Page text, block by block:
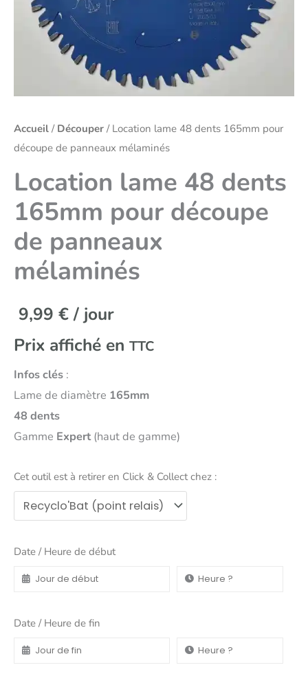
Accueil / Découper / Location lame 48 dents 165mm pour
découpe de panneaux mélaminés
Location lame 48 dents
165mm pour découpe
de panneaux
mélaminés
9,99 €/ jour
Prix affiché en TTC
Infos clés :
Lame de diamètre 165mm
48 dents
Gamme Expert(haut de gamme)
Cet outil est à retirer en Click & Collect chez :
Date / Heure de début
Date / Heure de fin